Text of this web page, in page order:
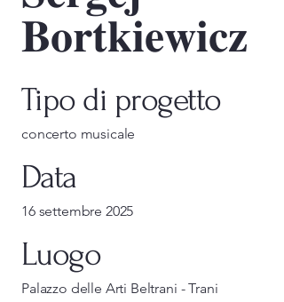
𝐁𝐨𝐫𝐭𝐤𝐢𝐞𝐰𝐢𝐜𝐳
Tipo di progetto
concerto musicale
Data
16 settembre 2025
Luogo
Palazzo delle Arti Beltrani - Trani